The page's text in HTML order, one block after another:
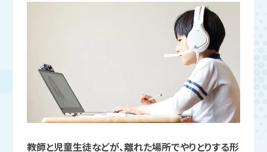
教師と児童生徒などが、離れた場所でやりとりする形